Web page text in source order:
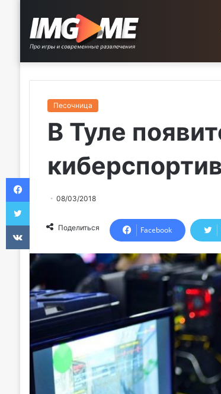
Песочница
В Туле
08/03/2018
Поделиться Facebook
Twitter
VKontakte